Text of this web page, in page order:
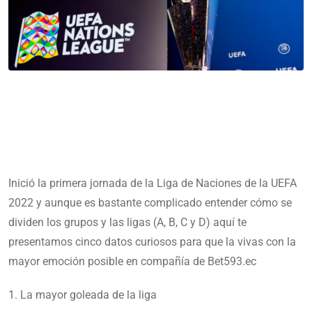
Inició la primera jornada de la Liga de Naciones de la UEFA
2022 y aunque es bastante complicado entender cómo se
dividen los grupos y las ligas (A, B, C y D) aquí te
presentamos cinco datos curiosos para que la vivas con la
mayor emoción posible en compañía de Bet593.ec
1. La mayor goleada de la liga